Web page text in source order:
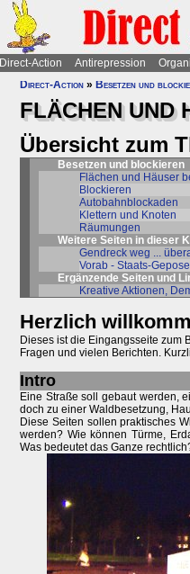
Direct-Action Antirepression
Direct-Action » Besetzen und
FLÄCHEN UND
Übersicht zum
Besetzen und blockieren
Flächen und Häuser
Blockieren
Autobahnblockaden
Klettern und Knoten
Räumungen
Weitere Seiten in dieser
Gendreck weg ...
Vorab - Staats-
Ergänzende Seiten und
Kreative Aktionen,
Herzlich
Dieses ist die Eingangsseite zum
Fragen und vielen Berichten.
Intro
Eine Straße soll gebaut werden,
doch zu einer Waldbesetzung,
Diese Seiten sollen praktisches
werden? Wie können Türme,
Was bedeutet das Ganze